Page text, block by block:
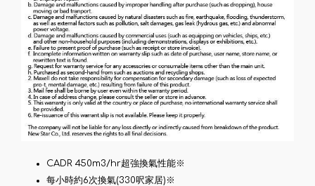
CADR 450m3/hr超強換氣性能※
每小時約6次換氣(330呎家居)※